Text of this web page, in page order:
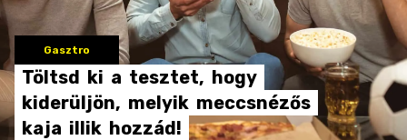
Gasztro
Töltsd ki a tesztet, hogy
kiderüljön, melyik meccsnézős
kaja illik hozzád!